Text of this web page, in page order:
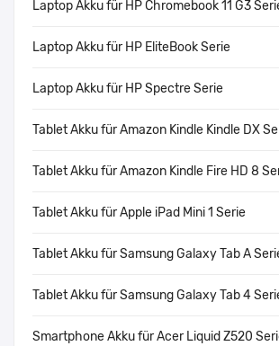
Laptop Akku für HP Chromebook 11 G3
Laptop Akku für HP EliteBook Serie
Laptop Akku für HP Spectre Serie
Tablet Akku für Amazon Kindle Kindle DX
Tablet Akku für Amazon Kindle Fire HD 8
Tablet Akku für Apple iPad Mini 1 Serie
Tablet Akku für Samsung Galaxy Tab A
Tablet Akku für Samsung Galaxy Tab 4
Smartphone Akku für Acer Liquid Z520